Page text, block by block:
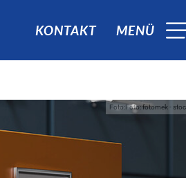
KONTAKT MENÜ
Foto:Foto: fotomek -